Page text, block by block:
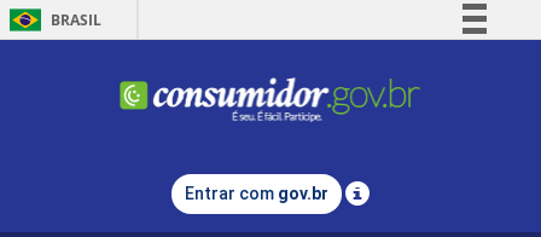
BRASIL
Comunica BR
Legislação
Entrar com gov.br